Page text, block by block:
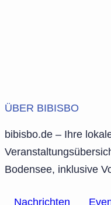
ÜBER BIBISBO
bibisbo.de – Ihre
Bodensee, inklusive
Nachrichten